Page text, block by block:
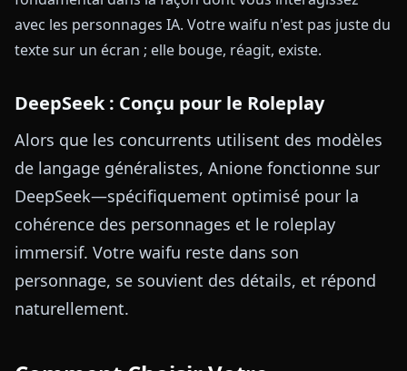
avec les personnages IA. Votre waifu n'est pas juste du
texte sur un écran ; elle bouge, réagit, existe.
DeepSeek : Conçu pour le Roleplay
Alors que les concurrents utilisent des modèles
de langage généralistes, Anione fonctionne sur
DeepSeek—spécifiquement optimisé pour la
cohérence des personnages et le roleplay
immersif. Votre waifu reste dans son
personnage, se souvient des détails, et répond
naturellement.